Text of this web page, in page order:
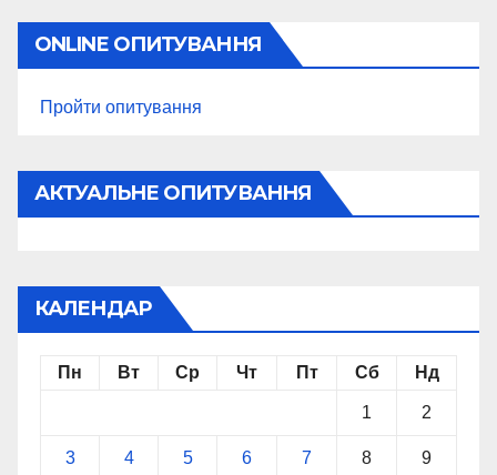
ONLINE ОПИТУВАННЯ
Пройти опитування
АКТУАЛЬНЕ ОПИТУВАННЯ
КАЛЕНДАР
Пн Вт Ср Чт Пт Сб Нд
1 2
3 4 5 6 7 8 9